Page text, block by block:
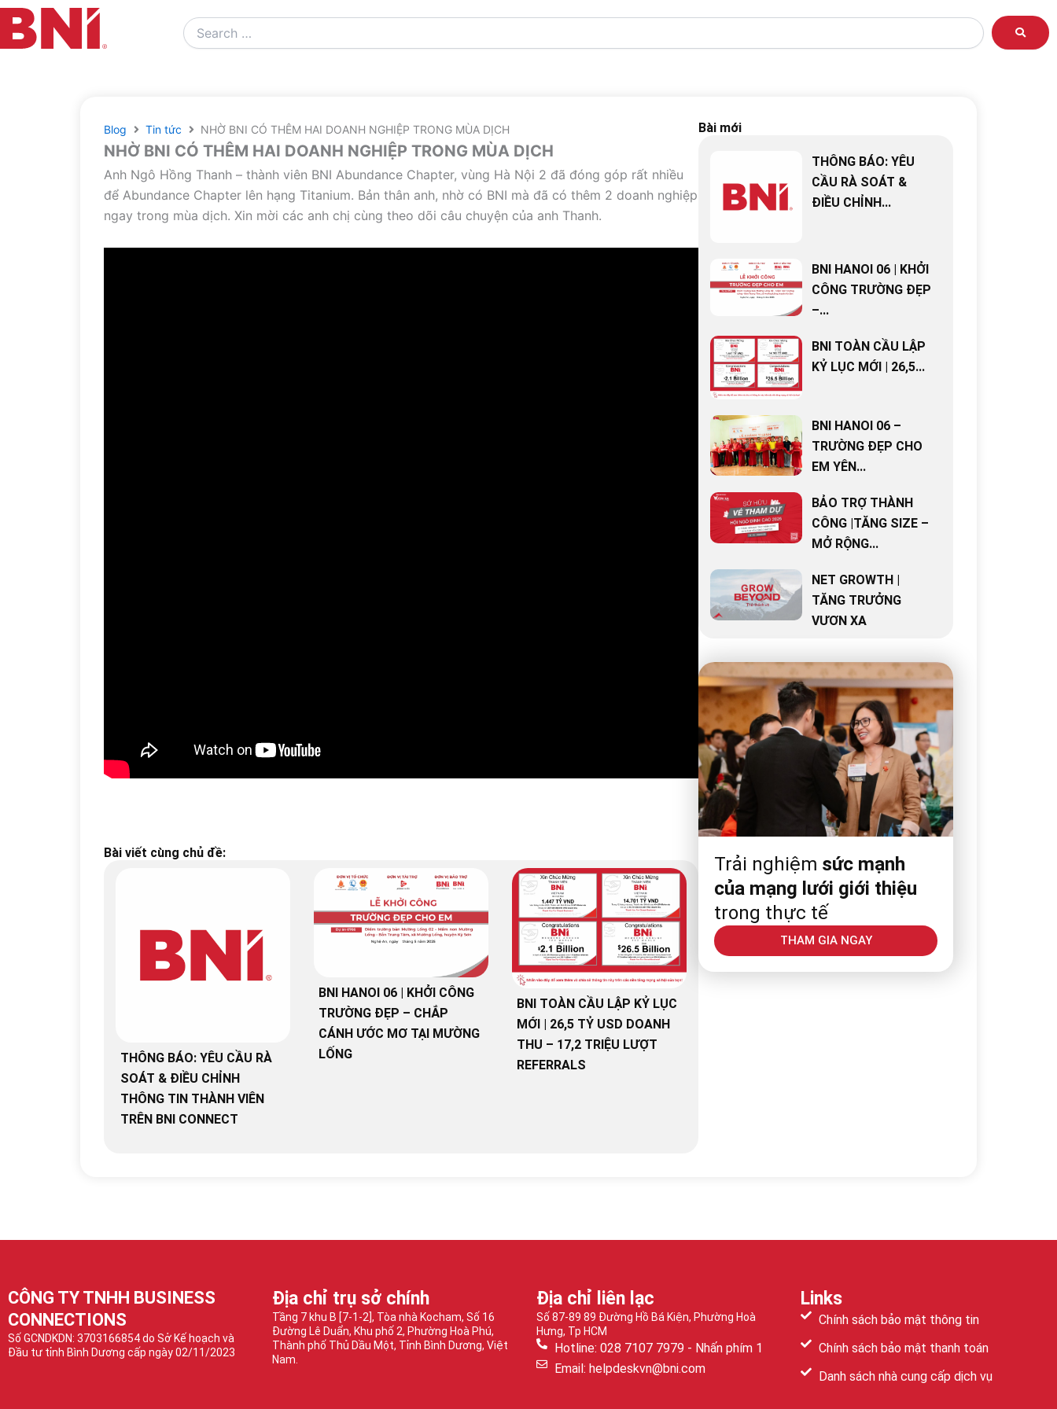
Search
…
Blog Tin tức NHỜ BNI CÓ THÊM HAI DOANH NGHIỆP TRONG MÙA DỊCH
NHỜ BNI CÓ THÊM HAI DOANH NGHIỆP TRONG MÙA DỊCH
Anh Ngô Hồng Thanh – thành viên BNI Abundance Chapter, vùng Hà Nội 2 đã đóng góp rất nhiều
để Abundance Chapter lên hạng Titanium. Bản thân anh, nhờ có BNI mà đã có thêm 2 doanh nghiệp
ngay trong mùa dịch. Xin mời các anh chị cùng theo dõi câu chuyện của anh Thanh.
Bài viết cùng chủ đề:
THÔNG BÁO: YÊU CẦU RÀ
SOÁT & ĐIỀU CHỈNH
THÔNG TIN THÀNH VIÊN
TRÊN BNI CONNECT
BNI HANOI 06 | KHỞI CÔNG
TRƯỜNG ĐẸP – CHẮP
CÁNH ƯỚC MƠ TẠI MƯỜNG
LỐNG
BNI TOÀN CẦU LẬP KỶ LỤC
MỚI | 26,5 TỶ USD DOANH
THU – 17,2 TRIỆU LƯỢT
REFERRALS
Bài mới
THÔNG BÁO: YÊU
CẦU RÀ SOÁT &
ĐIỀU CHỈNH...
BNI HANOI 06 | KHỞI
CÔNG TRƯỜNG ĐẸP
–...
BNI TOÀN CẦU LẬP
KỶ LỤC MỚI | 26,5...
BNI HANOI 06 –
TRƯỜNG ĐẸP CHO
EM YÊN...
BẢO TRỢ THÀNH
CÔNG |TĂNG SIZE –
MỞ RỘNG...
NET GROWTH |
TĂNG TRƯỞNG
VƯƠN XA
Trải nghiệm sức mạnh
của mạng lưới giới thiệu
trong thực tế
THAM GIA NGAY
CÔNG TY TNHH BUSINESS
CONNECTIONS
Số GCNDKDN: 3703166854 do Sở Kế hoạch và
Đầu tư tỉnh Bình Dương cấp ngày 02/11/2023
Địa chỉ trụ sở chính
Tầng 7 khu B [7-1-2], Tòa nhà Kocham, Số 16
Đường Lê Duẩn, Khu phố 2, Phường Hoà Phú,
Thành phố Thủ Dầu Một, Tỉnh Bình Dương, Việt
Nam.
Địa chỉ liên lạc
Số 87-89 89 Đường Hồ Bá Kiện, Phường Hoà
Hưng, Tp HCM
Hotline: 028 7107 7979 - Nhấn phím 1
Email: helpdeskvn@bni.com
Links
Chính sách bảo mật thông tin
Chính sách bảo mật thanh toán
Danh sách nhà cung cấp dịch vụ